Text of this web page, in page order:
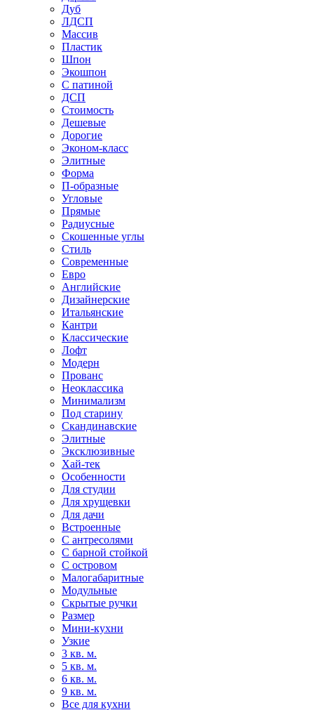
Дуб
ЛДСП
Массив
Пластик
Шпон
Экошпон
С патиной
ДСП
Стоимость
Дешевые
Дорогие
Эконом-класс
Элитные
Форма
П-образные
Угловые
Прямые
Радиусные
Скошенные углы
Стиль
Современные
Евро
Английские
Дизайнерские
Итальянские
Кантри
Классические
Лофт
Модерн
Прованс
Неоклассика
Минимализм
Под старину
Скандинавские
Элитные
Эксклюзивные
Хай-тек
Особенности
Для студии
Для хрущевки
Для дачи
Встроенные
С антресолями
С барной стойкой
С островом
Малогабаритные
Модульные
Скрытые ручки
Размер
Мини-кухни
Узкие
3 кв. м.
5 кв. м.
6 кв. м.
9 кв. м.
Все для кухни